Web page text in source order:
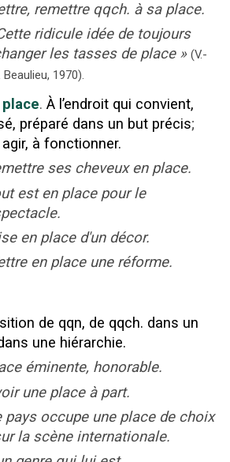
remettre qqch. à sa place.
ridicule idée de toujours
les tasses de place » (V.-
Beaulieu, 1970).
. À l’endroit qui convient,
préparé dans un but précis;
à fonctionner.
ses cheveux en place.
est en place pour le
en place d'un décor.
en place une réforme.
de qqn, de qqch. dans un
une hiérarchie.
éminente, honorable.
une place à part.
pays occupe une place de choix
la scène internationale.